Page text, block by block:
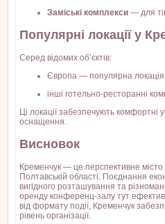
Заміські комплекси — для
Популярні локації у
Серед відомих об’єктів:
Європа — популярна локація
інші готельно-ресторанні
Ці локації забезпечують комфортні
оснащення.
Висновок
Кременчук — це перспективне
Полтавській області. Поєднання
вигідного розташування та
оренду конференц-залу тут
від формату події, Кременчук
рівень організації.